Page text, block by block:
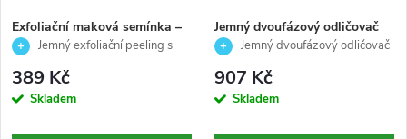
Exfoliační maková semínka –
jemný peeling pro odstranění
Expert - Germaine de
Capuccini-15g
Jemný exfoliační peeling s
389 Kč
Skladem
Jemný dvoufázový odličovač
voděodolného make-upu, očí a
Germaine de Capuccini -
150ml
Jemný dvoufázový odličovač
907 Kč
Skladem